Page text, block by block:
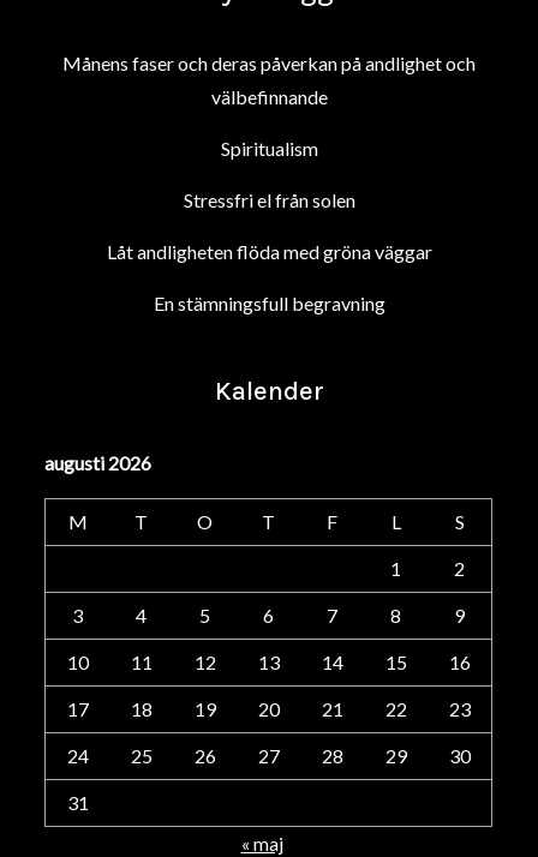
Månens faser och deras påverkan på andlighet och
välbefinnande
Spiritualism
Stressfri el från solen
Låt andligheten flöda med gröna väggar
En stämningsfull begravning
Kalender
augusti 2026
M T O T F L S
1 2
3 4 5 6 7 8 9
10 11 12 13 14 15 16
17 18 19 20 21 22 23
24 25 26 27 28 29 30
31
« maj